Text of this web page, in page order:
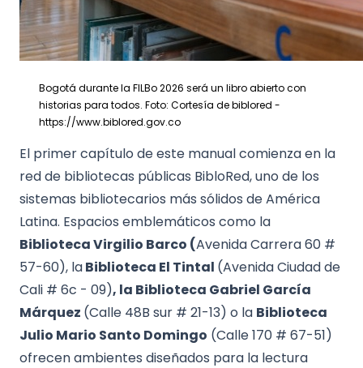
Bogotá durante la FILBo 2026 será un libro abierto con
historias para todos. Foto: Cortesía de biblored -
https://www.biblored.gov.co
El primer capítulo de este manual comienza en la
red de bibliotecas públicas BibloRed, uno de los
sistemas bibliotecarios más sólidos de América
Latina. Espacios emblemáticos como la
Biblioteca Virgilio Barco (Avenida Carrera 60 #
57-60), laBiblioteca El Tintal (Avenida Ciudad de
Cali # 6c - 09), la Biblioteca Gabriel García
Márquez (Calle 48B sur # 21-13) o la Biblioteca
Julio Mario Santo Domingo (Calle 170 # 67-51)
ofrecen ambientes diseñados para la lectura